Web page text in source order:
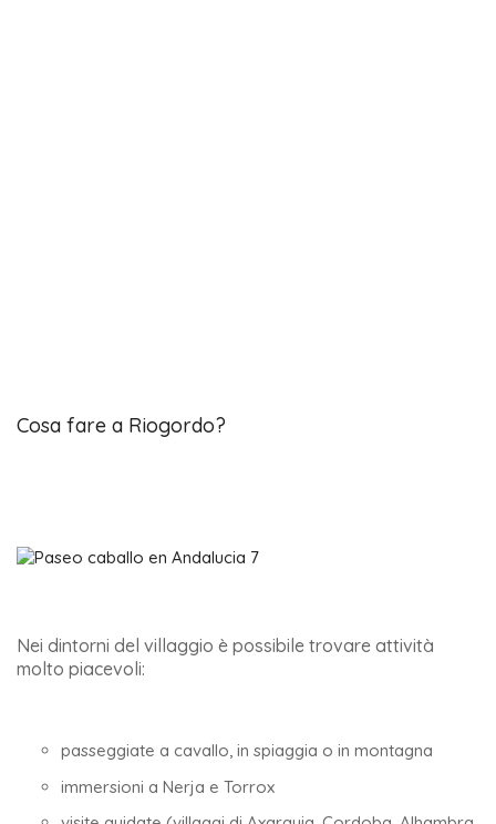
Cosa fare a Riogordo?
Nei dintorni del villaggio è possibile trovare attività
molto piacevoli:
passeggiate a cavallo, in spiaggia o in montagna
immersioni a Nerja e Torrox